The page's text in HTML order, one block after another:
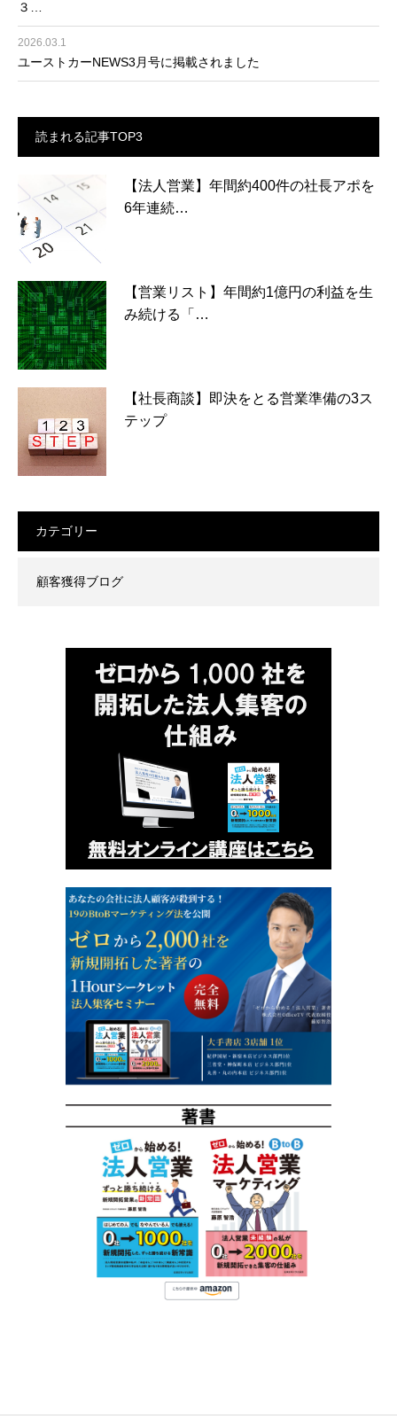
３…
2026.03.1
ユーストカーNEWS3月号に掲載されました
読まれる記事TOP3
【法人営業】年間約400件の社長アポを
6年連続…
【営業リスト】年間約1億円の利益を生
み続ける「…
【社長商談】即決をとる営業準備の3ス
テップ
カテゴリー
顧客獲得ブログ